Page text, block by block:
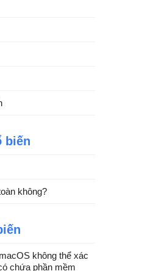
biến
không?
không thể xác
chứa phần mềm